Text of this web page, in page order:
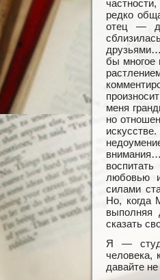
редко
отец —
бы многое
меня
но
любовью
силами
Но, когда
выполняя
сказать
Я —
человека,
давайте